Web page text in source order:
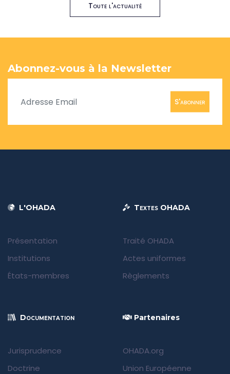
Toute l'actualité
Abonnez-vous à la Newsletter
S'abonner
L'OHADA
Présentation
Institutions
États-membres
Textes OHADA
Traité OHADA
Actes uniformes
Règlements
Documentation
Jurisprudence
Doctrine
Partenaires
OHADA.org
Union Européenne